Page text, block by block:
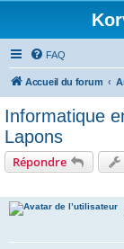
FAQ
Accueil du forum
Informatique
Lapons
Répondre